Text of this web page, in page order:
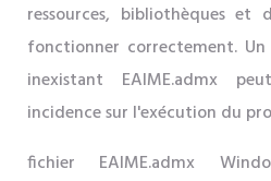
ressources, bibliothèques et
fonctionner correctement.
inexistant EAIME.admx
incidence sur l'exécution du
fichier EAIME.admx